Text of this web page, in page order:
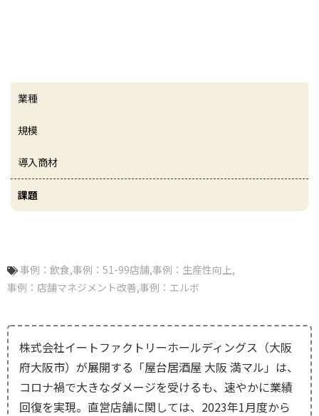
業種
規模
導入商材
課題
事例：飲食 事例：51-99店舗 事例：生産性向上
事例：店舗マネジメント改善 事例：エルボ
株式会社イートファクトリーホールディングス（大阪
府大阪市）が展開する「屋台居酒屋 大阪 満マル」は、
コロナ禍で大きなダメージを受けるも、速やかに業績
回復を実現。直営店舗に関しては、2023年1月度から